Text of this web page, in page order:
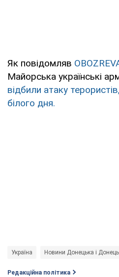
Як повідомляв
Майорська українські
відбили атаку
білого дня.
Україна Новини Донецька і
Редакційна політика